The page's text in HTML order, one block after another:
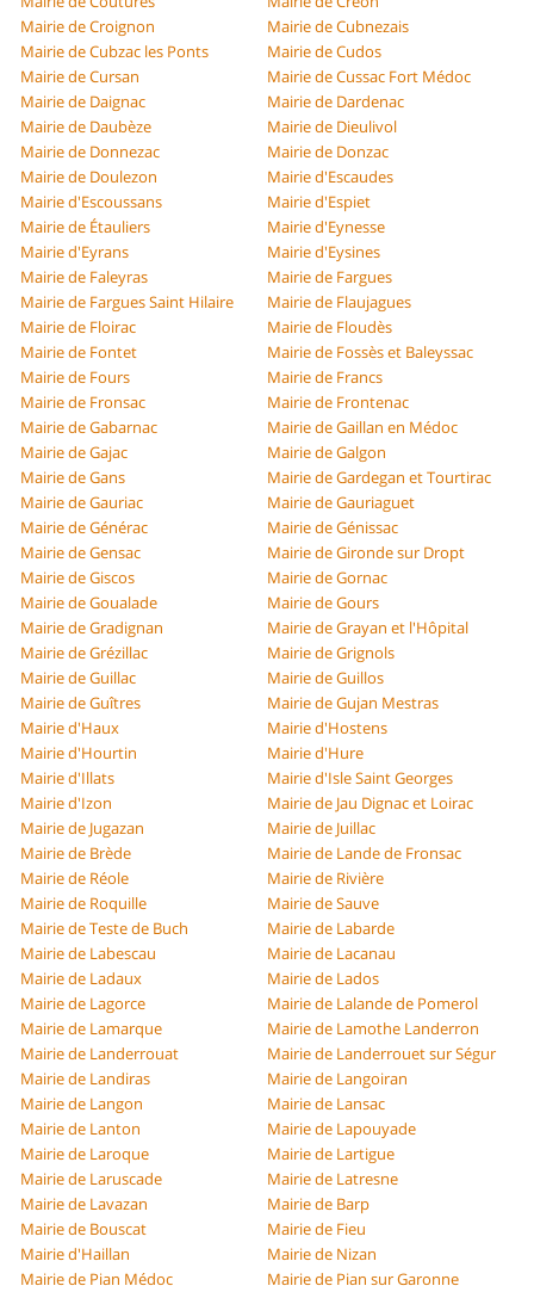
Mairie de Croignon
Mairie de Cubnezais
Mairie de Cubzac les Ponts
Mairie de Cudos
Mairie de Cursan
Mairie de Cussac Fort Médoc
Mairie de Daignac
Mairie de Dardenac
Mairie de Daubèze
Mairie de Dieulivol
Mairie de Donnezac
Mairie de Donzac
Mairie de Doulezon
Mairie d'Escaudes
Mairie d'Escoussans
Mairie d'Espiet
Mairie de Étauliers
Mairie d'Eynesse
Mairie d'Eyrans
Mairie d'Eysines
Mairie de Faleyras
Mairie de Fargues
Mairie de Fargues Saint Hilaire
Mairie de Flaujagues
Mairie de Floirac
Mairie de Floudès
Mairie de Fontet
Mairie de Fossès et Baleyssac
Mairie de Fours
Mairie de Francs
Mairie de Fronsac
Mairie de Frontenac
Mairie de Gabarnac
Mairie de Gaillan en Médoc
Mairie de Gajac
Mairie de Galgon
Mairie de Gans
Mairie de Gardegan et Tourtirac
Mairie de Gauriac
Mairie de Gauriaguet
Mairie de Générac
Mairie de Génissac
Mairie de Gensac
Mairie de Gironde sur Dropt
Mairie de Giscos
Mairie de Gornac
Mairie de Goualade
Mairie de Gours
Mairie de Gradignan
Mairie de Grayan et l'Hôpital
Mairie de Grézillac
Mairie de Grignols
Mairie de Guillac
Mairie de Guillos
Mairie de Guîtres
Mairie de Gujan Mestras
Mairie d'Haux
Mairie d'Hostens
Mairie d'Hourtin
Mairie d'Hure
Mairie d'Illats
Mairie d'Isle Saint Georges
Mairie d'Izon
Mairie de Jau Dignac et Loirac
Mairie de Jugazan
Mairie de Juillac
Mairie de Brède
Mairie de Lande de Fronsac
Mairie de Réole
Mairie de Rivière
Mairie de Roquille
Mairie de Sauve
Mairie de Teste de Buch
Mairie de Labarde
Mairie de Labescau
Mairie de Lacanau
Mairie de Ladaux
Mairie de Lados
Mairie de Lagorce
Mairie de Lalande de Pomerol
Mairie de Lamarque
Mairie de Lamothe Landerron
Mairie de Landerrouat
Mairie de Landerrouet sur Ségur
Mairie de Landiras
Mairie de Langoiran
Mairie de Langon
Mairie de Lansac
Mairie de Lanton
Mairie de Lapouyade
Mairie de Laroque
Mairie de Lartigue
Mairie de Laruscade
Mairie de Latresne
Mairie de Lavazan
Mairie de Barp
Mairie de Bouscat
Mairie de Fieu
Mairie d'Haillan
Mairie de Nizan
Mairie de Pian Médoc
Mairie de Pian sur Garonne